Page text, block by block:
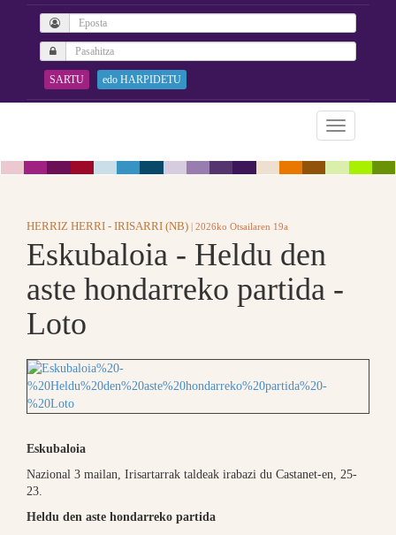
SARTU edo HARPIDETU
HERRIZ HERRI - IRISARRI (NB) | 2026ko Otsailaren 19a
Eskubaloia - Heldu den
aste hondarreko partida -
Loto
Eskubaloia
Nazional 3 mailan, Irisartarrak taldeak irabazi du Castanet-en, 25-
23.
Heldu den aste hondarreko partida